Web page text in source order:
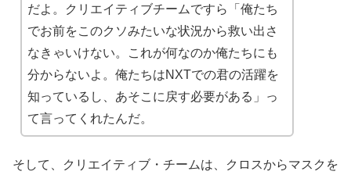
だよ。クリエイティブチームですら「俺たち
でお前をこのクソみたいな状況から救い出さ
なきゃいけない。これが何なのか俺たちにも
分からないよ。俺たちはNXTでの君の活躍を
知っているし、あそこに戻す必要がある」っ
て言ってくれたんだ。
そして、クリエイティブ・チームは、クロスからマスクを